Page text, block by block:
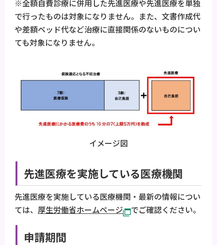
※全額自費診療に併用した先進医療や先進医療を単独
で行ったものは対象になりません。また、文書作成代
や差額ベッド代など治療に直接関係のないものについ
ても対象になりません。
イメージ図
先進医療を実施している医療機関
先進医療を実施している医療機関・最新の情報につい
ては、 厚生労働省ホームページ でご確認ください。
申請期間